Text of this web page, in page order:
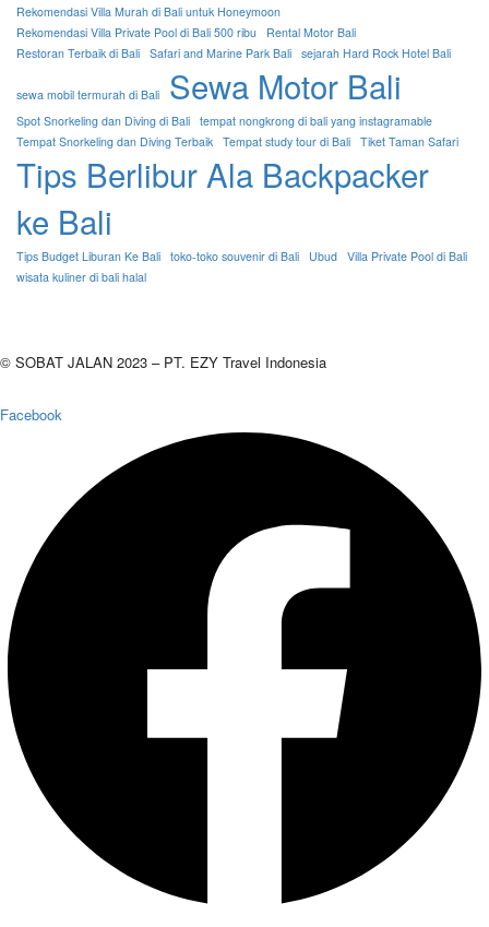
Rekomendasi Villa Murah di Bali untuk Honeymoon
Rekomendasi Villa Private Pool di Bali 500 ribu
Rental Motor Bali
Restoran Terbaik di Bali Safari and Marine Park Bali sejarah Hard Rock Hotel Bali
sewa mobil termurah di Bali Sewa Motor Bali
Spot Snorkeling dan Diving di Bali tempat nongkrong di bali yang instagramable
Tempat Snorkeling dan Diving Terbaik Tempat study tour di Bali Tiket Taman Safari
Tips Berlibur Ala Backpacker
ke Bali
Tips Budget Liburan Ke Bali toko-toko souvenir di Bali Ubud Villa Private Pool di Bali
wisata kuliner di bali halal
© SOBAT JALAN 2023 – PT. EZY Travel Indonesia
Facebook